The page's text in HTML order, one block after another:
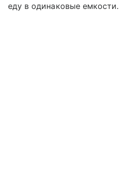
еду в одинаковые емкости.